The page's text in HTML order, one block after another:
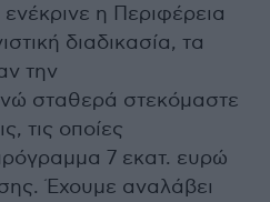
η Περιφέρεια
διαδικασία, τα
την
σταθερά στεκόμαστε
τις οποίες
7 εκατ. ευρώ
Έχουμε αναλάβει